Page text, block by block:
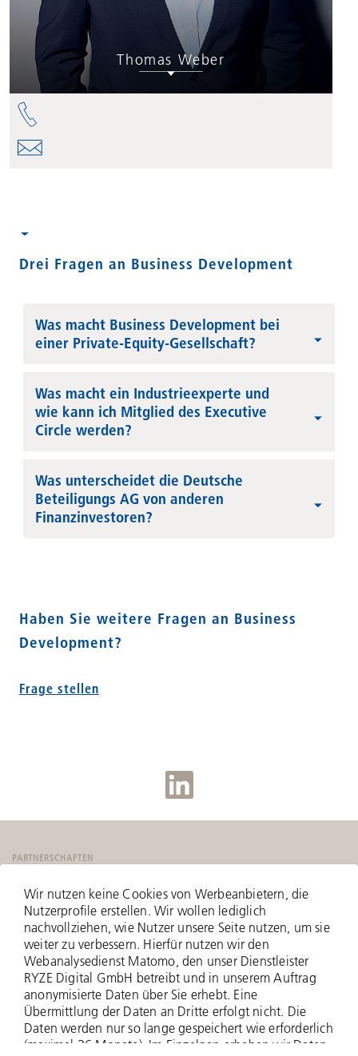
Thomas Weber
Drei Fragen an Business Development
Was macht Business Development bei
einer Private-Equity-Gesellschaft?
Was macht ein Industrieexperte und
wie kann ich Mitglied des Executive
Circle werden?
Was unterscheidet die Deutsche
Beteiligungs AG von anderen
Finanzinvestoren?
Haben Sie weitere Fragen an Business
Development?
Frage stellen
PARTNERSCHAFTEN
Wir nutzen keine Cookies von Werbeanbietern, die
Nutzerprofile erstellen. Wir wollen lediglich
nachvollziehen, wie Nutzer unsere Seite nutzen, um sie
weiter zu verbessern. Hierfür nutzen wir den
Webanalysedienst Matomo, den unser Dienstleister
RYZE Digital GmbH betreibt und in unserem Auftrag
anonymisierte Daten über Sie erhebt. Eine
Übermittlung der Daten an Dritte erfolgt nicht. Die
Daten werden nur so lange gespeichert wie erforderlich
(maximal 36 Monate). Im Einzelnen erheben wir Daten